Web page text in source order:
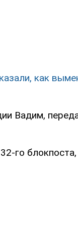
как
Вадим,
го